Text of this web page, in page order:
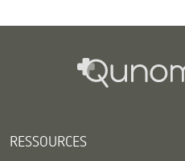
RESSOURCES